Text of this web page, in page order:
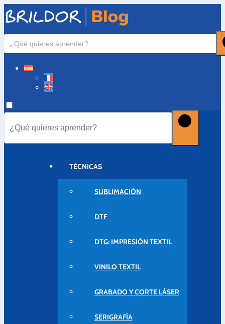
TÉCNICAS
SUBLIMACIÓN
DTF
DTG: IMPRESIÓN TEXTIL
VINILO TEXTIL
GRABADO Y CORTE LÁSER
SERIGRAFÍA